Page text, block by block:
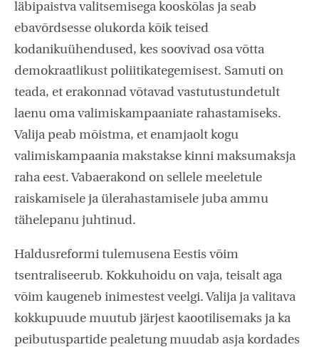
läbipaistva valitsemisega kooskõlas ja seab
ebavõrdsesse olukorda kõik teised
kodanikuühendused, kes soovivad osa võtta
demokraatlikust poliitikategemisest. Samuti on
teada, et erakonnad võtavad vastutustundetult
laenu oma valimiskampaaniate rahastamiseks.
Valija peab mõistma, et enamjaolt kogu
valimiskampaania makstakse kinni maksumaksja
raha eest. Vabaerakond on sellele meeletule
raiskamisele ja ülerahastamisele juba ammu
tähelepanu juhtinud.
Haldusreformi tulemusena Eestis võim
tsentraliseerub. Kokkuhoidu on vaja, teisalt aga
võim kaugeneb inimestest veelgi. Valija ja valitava
kokkupuude muutub järjest kaootilisemaks ja ka
peibutuspartide pealetung muudab asja kordades